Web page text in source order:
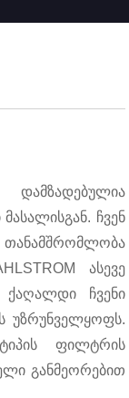
ჩვენ
თანამშრომლობა
ასევე
ქაღალდი ჩვენი
უზრუნველყოფს.
ფილტრის
განმეორებით